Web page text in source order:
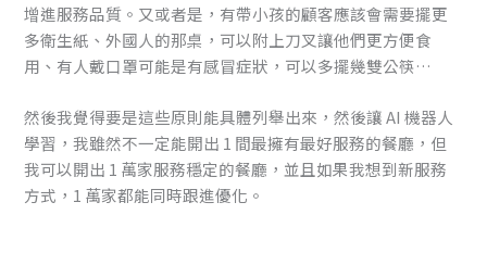
增進服務品質。又或者是，有帶小孩的顧客應該會需要擺更
多衛生紙、外國人的那桌，可以附上刀叉讓他們更方便食
用、有人戴口罩可能是有感冒症狀，可以多擺幾雙公筷…
然後我覺得要是這些原則能具體列舉出來，然後讓 AI 機器人
學習，我雖然不一定能開出 1 間最擁有最好服務的餐廳，但
我可以開出 1 萬家服務穩定的餐廳，並且如果我想到新服務
方式，1 萬家都能同時跟進優化。